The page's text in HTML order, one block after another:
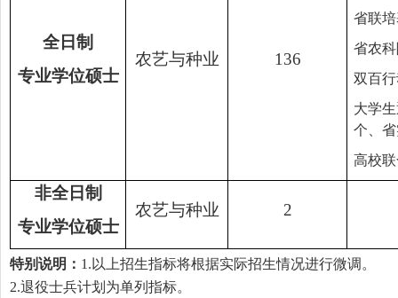
全日制
专业学位硕士
农艺与种业 136
省联
省农
双百
大学
个
高校
非全日制
专业学位硕士
农艺与种业 2
特别说明： 1. 以上招生指标将根据实际招生情况进行微调。
2.退役士兵计划为单列指标。